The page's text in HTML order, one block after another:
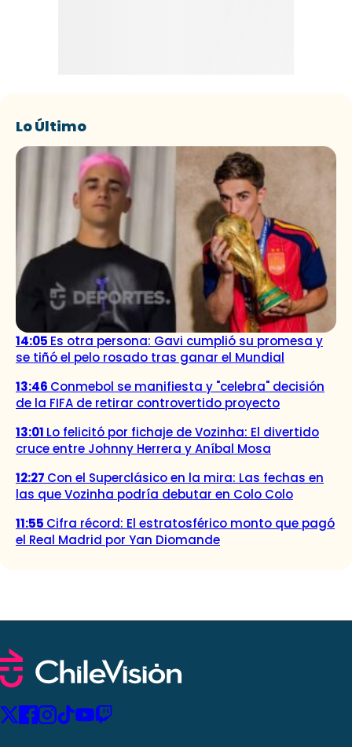
Lo Último
14:05 Es otra persona: Gavi cumplió su promesa y
se tiñó el pelo rosado tras ganar el Mundial
13:46 Conmebol se manifiesta y "celebra" decisión
de la FIFA de retirar controvertido proyecto
13:01 Lo felicitó por fichaje de Vozinha: El divertido
cruce entre Johnny Herrera y Aníbal Mosa
12:27 Con el Superclásico en la mira: Las fechas en
las que Vozinha podría debutar en Colo Colo
11:55 Cifra récord: El estratosférico monto que pagó
el Real Madrid por Yan Diomande